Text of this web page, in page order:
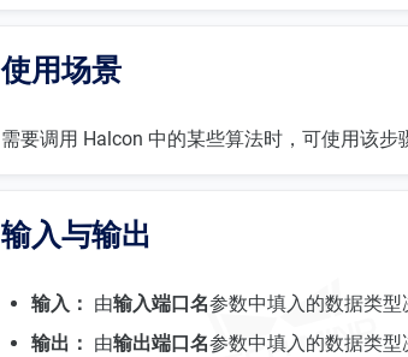
使用场景
需要调用 Halcon 中的某些算法时，可使用该步
输入与输出
输入： 由输入端口名参数中填入的数据类型
输出： 由输出端口名参数中填入的数据类型